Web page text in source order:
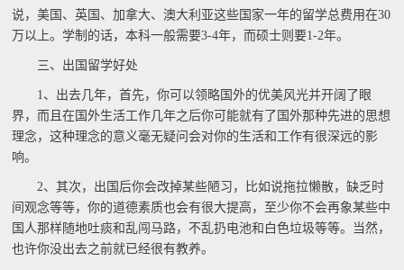
说，美国、英国、加拿大、澳大利亚这些国家一年的留学总费用在30
万以上。学制的话，本科一般需要3-4年，而硕士则要1-2年。
三、出国留学好处
1、出去几年，首先，你可以领略国外的优美风光并开阔了眼
界，而且在国外生活工作几年之后你可能就有了国外那种先进的思想
理念，这种理念的意义毫无疑问会对你的生活和工作有很深远的影
响。
2、其次，出国后你会改掉某些陋习，比如说拖拉懒散，缺乏时
间观念等等，你的道德素质也会有很大提高，至少你不会再象某些中
国人那样随地吐痰和乱闯马路，不乱扔电池和白色垃圾等等。当然，
也许你没出去之前就已经很有教养。